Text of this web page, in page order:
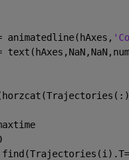
animatedline(hAxes,